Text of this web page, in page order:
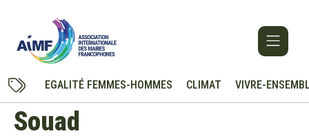
EGALITÉ FEMMES-HOMMES CLIMAT VIVRE-
Souad